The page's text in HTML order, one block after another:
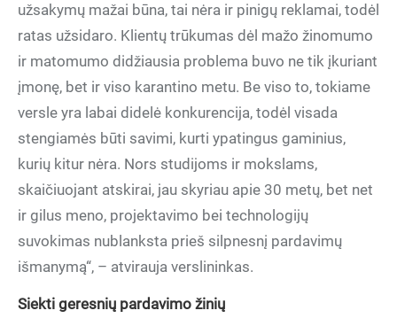
užsakymų mažai būna, tai nėra ir pinigų reklamai, todėl
ratas užsidaro. Klientų trūkumas dėl mažo žinomumo
ir matomumo didžiausia problema buvo ne tik įkuriant
įmonę, bet ir viso karantino metu. Be viso to, tokiame
versle yra labai didelė konkurencija, todėl visada
stengiamės būti savimi, kurti ypatingus gaminius,
kurių kitur nėra. Nors studijoms ir mokslams,
skaičiuojant atskirai, jau skyriau apie 30 metų, bet net
ir gilus meno, projektavimo bei technologijų
suvokimas nublanksta prieš silpnesnį pardavimų
išmanymą“, – atvirauja verslininkas.
Siekti geresnių pardavimo žinių